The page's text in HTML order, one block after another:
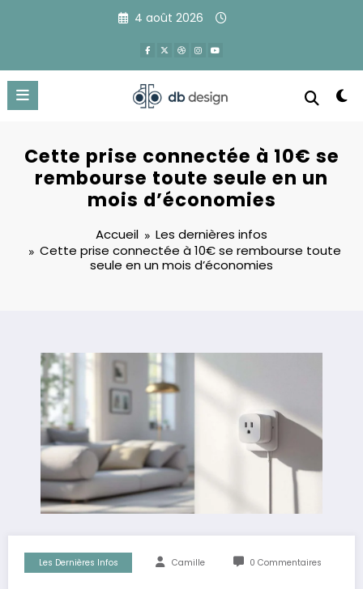
4 août 2026
Cette prise connectée à 10€ se
rembourse toute seule en un
mois d’économies
Accueil
Les dernières infos
Cette prise connectée à 10€ se rembourse toute
seule en un mois d’économies
Les Dernières Infos Camille 0 Commentaires